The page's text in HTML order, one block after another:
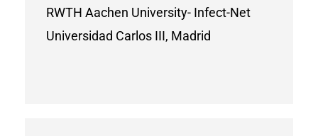
RWTH Aachen University- Infect-Net
Universidad Carlos III, Madrid